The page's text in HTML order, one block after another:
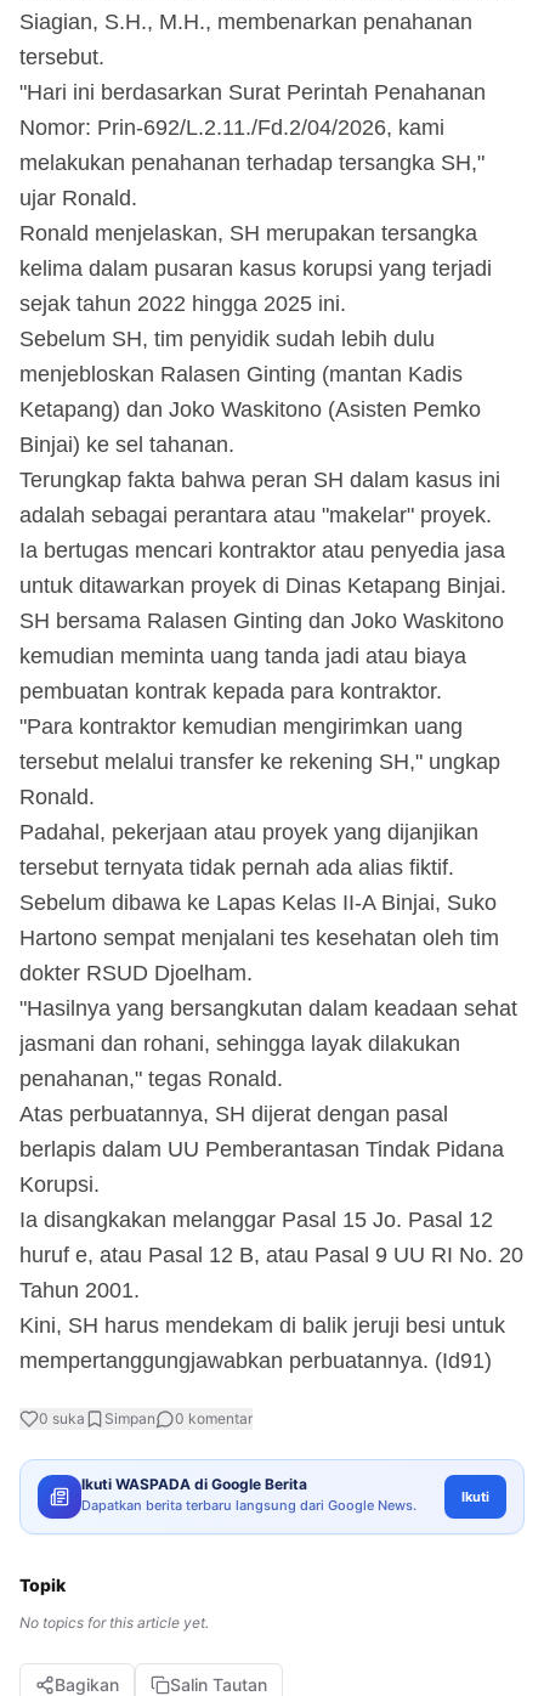
Siagian, S.H., M.H., membenarkan penahanan
tersebut.
"Hari ini berdasarkan Surat Perintah Penahanan
Nomor: Prin-692/L.2.11./Fd.2/04/2026, kami
melakukan penahanan terhadap tersangka SH,"
ujar Ronald.
Ronald menjelaskan, SH merupakan tersangka
kelima dalam pusaran kasus korupsi yang terjadi
sejak tahun 2022 hingga 2025 ini.
Sebelum SH, tim penyidik sudah lebih dulu
menjebloskan Ralasen Ginting (mantan Kadis
Ketapang) dan Joko Waskitono (Asisten Pemko
Binjai) ke sel tahanan.
Terungkap fakta bahwa peran SH dalam kasus ini
adalah sebagai perantara atau "makelar" proyek.
Ia bertugas mencari kontraktor atau penyedia jasa
untuk ditawarkan proyek di Dinas Ketapang Binjai.
SH bersama Ralasen Ginting dan Joko Waskitono
kemudian meminta uang tanda jadi atau biaya
pembuatan kontrak kepada para kontraktor.
"Para kontraktor kemudian mengirimkan uang
tersebut melalui transfer ke rekening SH," ungkap
Ronald.
Padahal, pekerjaan atau proyek yang dijanjikan
tersebut ternyata tidak pernah ada alias fiktif.
Sebelum dibawa ke Lapas Kelas II-A Binjai, Suko
Hartono sempat menjalani tes kesehatan oleh tim
dokter RSUD Djoelham.
"Hasilnya yang bersangkutan dalam keadaan sehat
jasmani dan rohani, sehingga layak dilakukan
penahanan," tegas Ronald.
Atas perbuatannya, SH dijerat dengan pasal
berlapis dalam UU Pemberantasan Tindak Pidana
Korupsi.
Ia disangkakan melanggar Pasal 15 Jo. Pasal 12
huruf e, atau Pasal 12 B, atau Pasal 9 UU RI No. 20
Tahun 2001.
Kini, SH harus mendekam di balik jeruji besi untuk
mempertanggungjawabkan perbuatannya. (Id91)
0 suka Simpan 0 komentar
Ikuti WASPADA di Google Berita
Dapatkan berita terbaru langsung dari Google News. Ikuti
Topik
No topics for this article yet.
Bagikan Salin Tautan